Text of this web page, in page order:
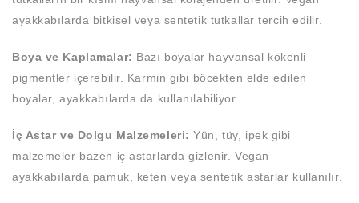
ayakkabılarda bitkisel veya sentetik tutkallar tercih edilir.
Boya ve Kaplamalar: Bazı boyalar hayvansal kökenli
pigmentler içerebilir. Karmin gibi böcekten elde edilen
boyalar, ayakkabılarda da kullanılabiliyor.
İç Astar ve Dolgu Malzemeleri: Yün, tüy, ipek gibi
malzemeler bazen iç astarlarda gizlenir. Vegan
ayakkabılarda pamuk, keten veya sentetik astarlar kullanılır.